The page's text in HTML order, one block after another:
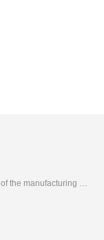
Development, design, production and sales in one of the manufacturing enterprises